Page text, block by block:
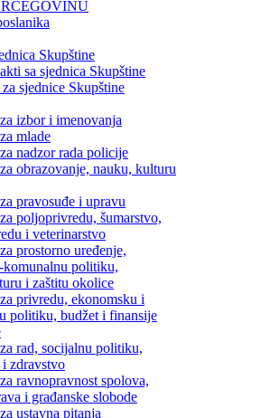
Skupštine
sa sjednica Skupštine
sjednice Skupštine
izbor i imenovanja
mlade
nadzor rada policije
obrazovanje, nauku, kulturu
pravosuđe i upravu
poljoprivredu, šumarstvo,
i veterinarstvo
prostorno uređenje,
komunalnu politiku,
i zaštitu okolice
privredu, ekonomsku i
politiku, budžet i finansije
rad, socijalnu politiku,
zdravstvo
ravnopravnost spolova,
i građanske slobode
ustavna pitanja